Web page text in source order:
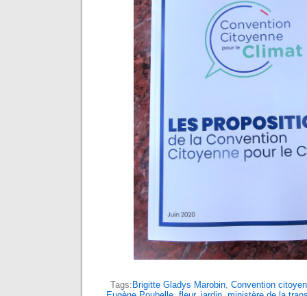
Tags:Brigitte Gladys Marobin Convention